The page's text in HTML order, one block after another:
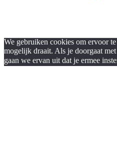
We gebruiken cookies om ervoor
mogelijk draait. Als je doorgaat
gaan we ervan uit dat je ermee